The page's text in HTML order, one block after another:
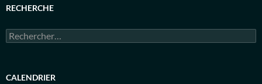
RECHERCHE
Rechercher :
CALENDRIER